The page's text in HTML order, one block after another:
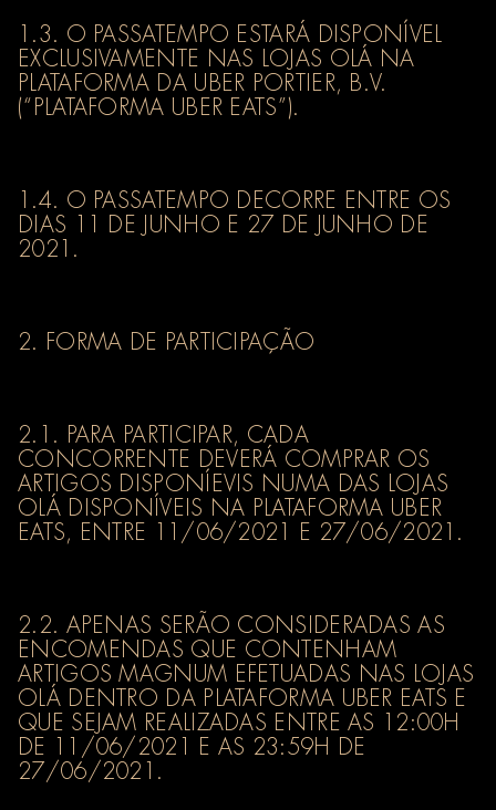
1.3. O PASSATEMPO ESTARÁ DISPONÍVEL
EXCLUSIVAMENTE NAS LOJAS OLÁ NA
PLATAFORMA DA UBER PORTIER, B.V.
(“PLATAFORMA UBER EATS”).
1.4. O PASSATEMPO DECORRE ENTRE OS
DIAS 11 DE JUNHO E 27 DE JUNHO DE
2021.
2. FORMA DE PARTICIPAÇÃO
2.1. PARA PARTICIPAR, CADA
CONCORRENTE DEVERÁ COMPRAR OS
ARTIGOS DISPONÍEVIS NUMA DAS LOJAS
OLÁ DISPONÍVEIS NA PLATAFORMA UBER
EATS, ENTRE 11/06/2021 E 27/06/2021.
2.2. APENAS SERÃO CONSIDERADAS AS
ENCOMENDAS QUE CONTENHAM
ARTIGOS MAGNUM EFETUADAS NAS LOJAS
OLÁ DENTRO DA PLATAFORMA UBER EATS E
QUE SEJAM REALIZADAS ENTRE AS 12:00H
DE 11/06/2021 E AS 23:59H DE
27/06/2021.